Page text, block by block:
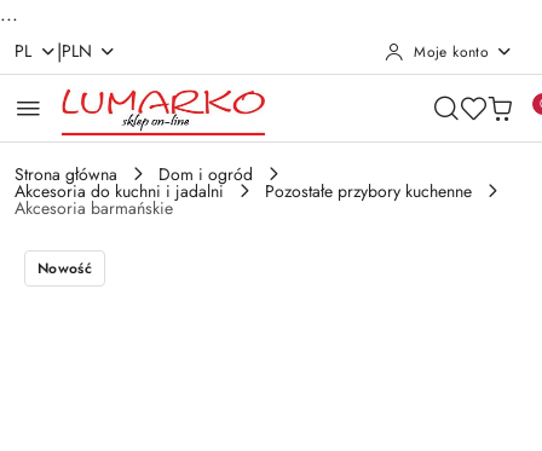
...
Przejdź do treści głównej
Przejdź do wyszukiwarki
Przejdź do moje konto
Przejdź do menu głównego
Przejdź do opisu produktu
Przejdź do stopki
PL |PLN Moje konto
Strona główna Dom i ogród
Akcesoria do kuchni i jadalni Pozostałe przybory kuchenne
Akcesoria barmańskie
Nowość